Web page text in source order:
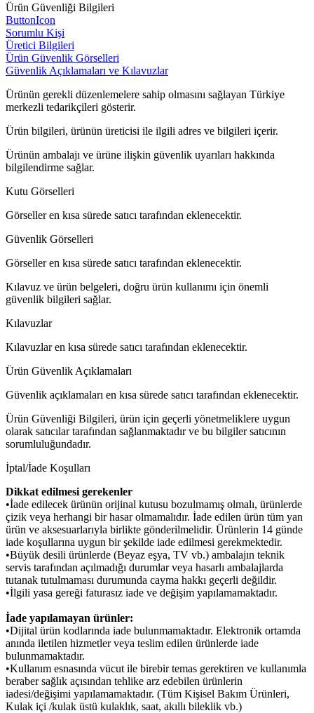
Ürün Güvenliği Bilgileri
ButtonIcon
Sorumlu Kişi
Üretici Bilgileri
Ürün Güvenlik Görselleri
Güvenlik Açıklamaları ve Kılavuzlar
Ürünün gerekli düzenlemelere sahip olmasını sağlayan Türkiye
merkezli tedarikçileri gösterir.
Ürün bilgileri, ürünün üreticisi ile ilgili adres ve bilgileri içerir.
Ürünün ambalajı ve ürüne ilişkin güvenlik uyarıları hakkında
bilgilendirme sağlar.
Kutu Görselleri
Görseller en kısa sürede satıcı tarafından eklenecektir.
Güvenlik Görselleri
Görseller en kısa sürede satıcı tarafından eklenecektir.
Kılavuz ve ürün belgeleri, doğru ürün kullanımı için önemli
güvenlik bilgileri sağlar.
Kılavuzlar
Kılavuzlar en kısa sürede satıcı tarafından eklenecektir.
Ürün Güvenlik Açıklamaları
Güvenlik açıklamaları en kısa sürede satıcı tarafından eklenecektir.
Ürün Güvenliği Bilgileri, ürün için geçerli yönetmeliklere uygun
olarak satıcılar tarafından sağlanmaktadır ve bu bilgiler satıcının
sorumluluğundadır.
İptal/İade Koşulları
Dikkat edilmesi gerekenler
•İade edilecek ürünün orijinal kutusu bozulmamış olmalı, ürünlerde
çizik veya herhangi bir hasar olmamalıdır. İade edilen ürün tüm yan
ürün ve aksesuarlarıyla birlikte gönderilmelidir. Ürünlerin 14 günde
iade koşullarına uygun bir şekilde iade edilmesi gerekmektedir.
•Büyük desili ürünlerde (Beyaz eşya, TV vb.) ambalajın teknik
servis tarafından açılmadığı durumlar veya hasarlı ambalajlarda
tutanak tutulmaması durumunda cayma hakkı geçerli değildir.
•İlgili yasa gereği faturasız iade ve değişim yapılamamaktadır.
İade yapılamayan ürünler:
•Dijital ürün kodlarında iade bulunmamaktadır. Elektronik ortamda
anında iletilen hizmetler veya teslim edilen ürünlerde iade
bulunmamaktadır.
•Kullanım esnasında vücut ile birebir temas gerektiren ve kullanımla
beraber sağlık açısından tehlike arz edebilen ürünlerin
iadesi/değişimi yapılamamaktadır. (Tüm Kişisel Bakım Ürünleri,
Kulak içi /kulak üstü kulaklık, saat, akıllı bileklik vb.)